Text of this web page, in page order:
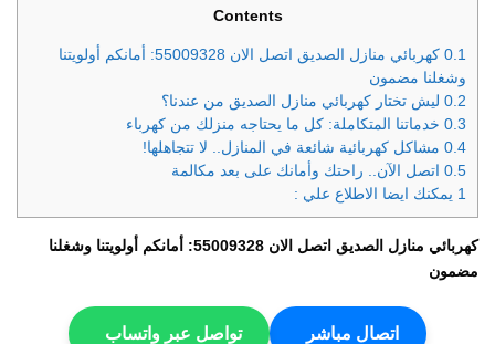
Contents
0.1
كهربائي منازل الصديق اتصل الان 55009328: أمانكم أولويتنا
وشغلنا مضمون
0.2 ليش تختار كهربائي منازل الصديق من عندنا؟
0.3 خدماتنا المتكاملة: كل ما يحتاجه منزلك من كهرباء
0.4 مشاكل كهربائية شائعة في المنازل.. لا تتجاهلها!
0.5 اتصل الآن.. راحتك وأمانك على بعد مكالمة
1 يمكنك ايضا الاطلاع علي :
كهربائي منازل الصديق اتصل الان 55009328: أمانكم أولويتنا وشغلنا
مضمون
اتصال مباشر تواصل عبر واتساب